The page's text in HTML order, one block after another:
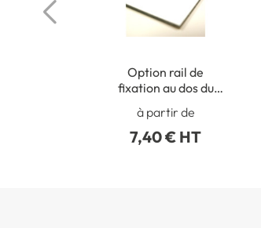
Option rail de
fixation au dos du
panneau (non collé)
à partir de
7,40 € HT